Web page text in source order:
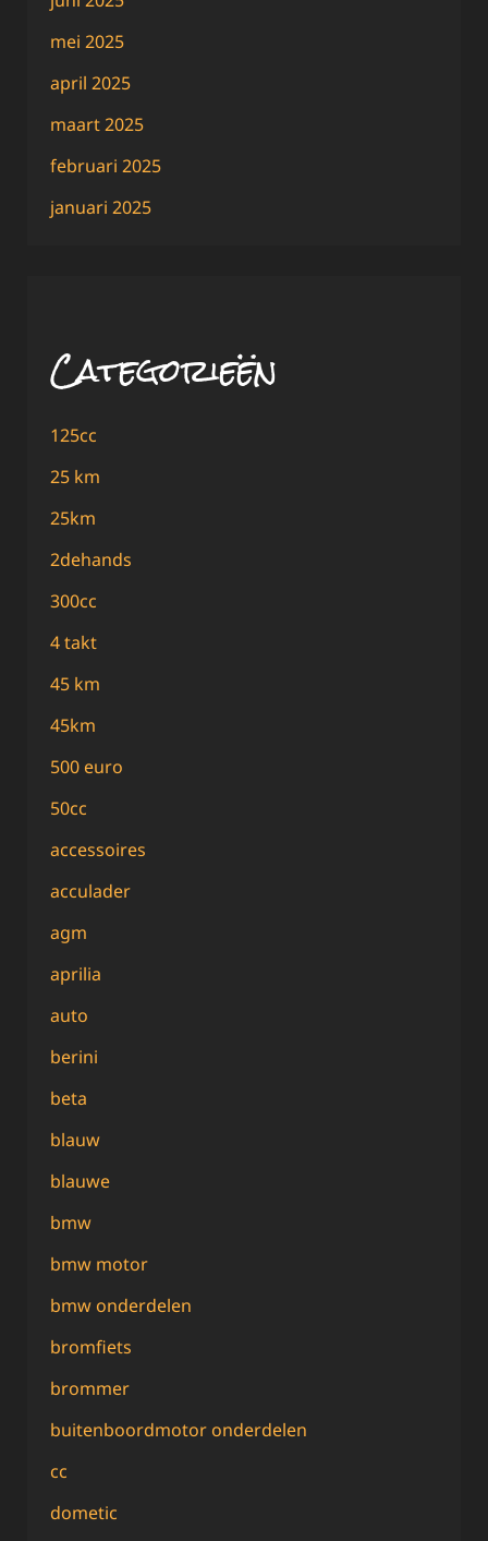
mei 2025
april 2025
maart 2025
februari 2025
januari 2025
Categorieën
125cc
25 km
25km
2dehands
300cc
4 takt
45 km
45km
500 euro
50cc
accessoires
acculader
agm
aprilia
auto
berini
beta
blauw
blauwe
bmw
bmw motor
bmw onderdelen
bromfiets
brommer
buitenboordmotor onderdelen
cc
dometic